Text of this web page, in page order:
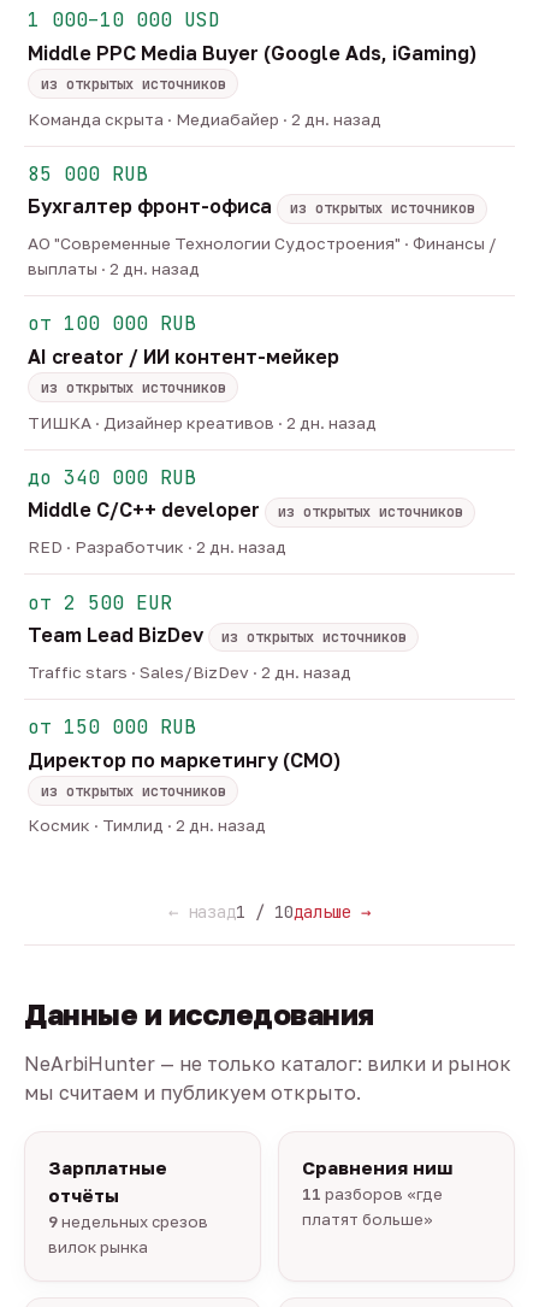
1 000–10 000 USD
Middle PPC Media Buyer (Google Ads, iGaming)
из открытых источников
Команда скрыта · Медиабайер · 2 дн. назад
85 000 RUB
Бухгалтер фронт-офиса
из открытых источников
АО "Современные Технологии Судостроения" · Финансы /
выплаты · 2 дн. назад
от 100 000 RUB
AI creator / ИИ контент-мейкер
из открытых источников
ТИШКА · Дизайнер креативов · 2 дн. назад
до 340 000 RUB
Middle C/C++ developer
из открытых источников
RED · Разработчик · 2 дн. назад
от 2 500 EUR
Team Lead BizDev
из открытых источников
Traffic stars · Sales/BizDev · 2 дн. назад
от 150 000 RUB
Директор по маркетингу (CMO)
из открытых источников
Космик · Тимлид · 2 дн. назад
← назад1 / 10дальше →
Данные и исследования
NeArbiHunter — не только каталог: вилки и рынок
мы считаем и публикуем открыто.
Зарплатные
отчёты
9недельных срезов
вилок рынка
Сравнения ниш
11 разборов «где
платят больше»